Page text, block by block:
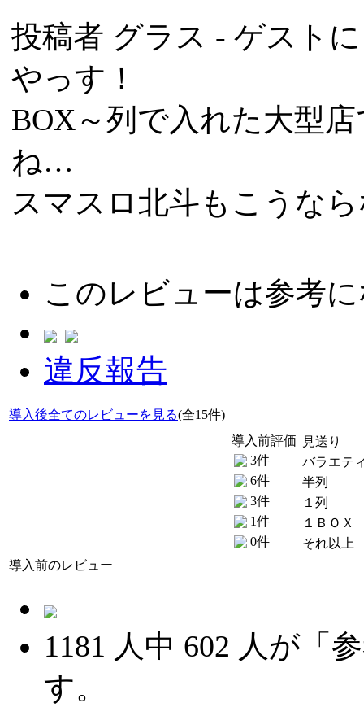
投稿者 グラス - ゲスト
やっす！
BOX～列で入れた大型
ね…
スマスロ北斗もこうな
このレビューは参考
違反報告
導入後全てのレビューを見る(全15件)
導入前評価
3件
6件
3件
1件
0件
見送り
バラエテ
半列
１列
１ＢＯＸ
それ以上
導入前のレビュー
1181 人中 602 人が「
す。